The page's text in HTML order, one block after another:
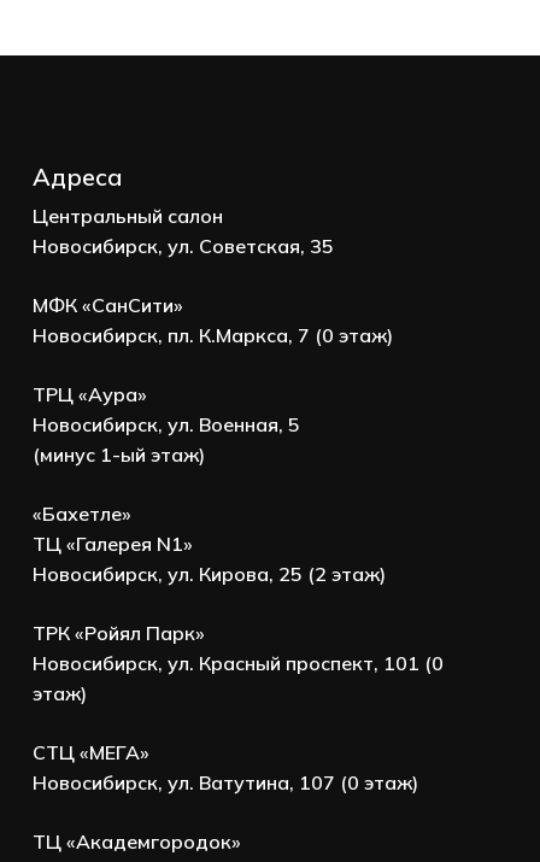
Адреса
Центральный салон
Новосибирск, ул. Советская, 35
МФК «СанСити»
Новосибирск, пл. К.Маркса, 7 (0 этаж)
ТРЦ «Аура»
Новосибирск, ул. Военная, 5
(минус 1-ый этаж)
«Бахетле»
ТЦ «Галерея N1»
Новосибирск, ул. Кирова, 25 (2 этаж)
ТРК «Ройял Парк»
Новосибирск, ул. Красный проспект, 101 (0
этаж)
СТЦ «МЕГА»
Новосибирск, ул. Ватутина, 107 (0 этаж)
ТЦ «Академгородок»